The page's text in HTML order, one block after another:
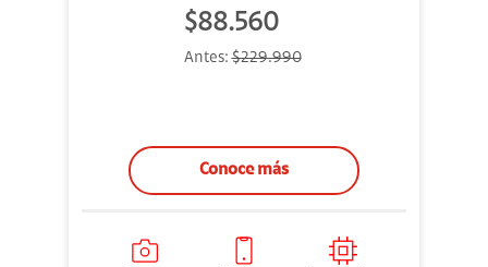
$88.560
Antes:$229.990
Conoce más